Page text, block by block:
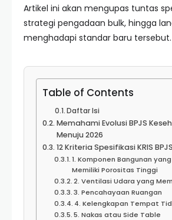
Artikel ini akan mengupas tuntas
strategi pengadaan bulk, hingga
menghadapi standar baru tersebut.
Table of Contents
Daftar Isi
Memahami Evolusi BPJS
Menuju 2026
12 Kriteria Spesifikasi KRIS
1. Komponen Bangunan
Memiliki Porositas Tinggi
2. Ventilasi Udara yang
3. Pencahayaan Ruangan
4. Kelengkapan Tempat
5. Nakas atau Side Table